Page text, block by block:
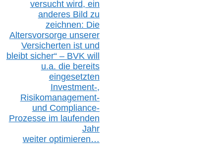
versucht wird, ein
anderes Bild zu
zeichnen: Die
Altersvorsorge unserer
Versicherten ist und
bleibt sicher“ – BVK will
u.a. die bereits
eingesetzten
Investment-,
Risikomanagement-
und Compliance-
Prozesse im laufenden
Jahr
weiter optimieren…